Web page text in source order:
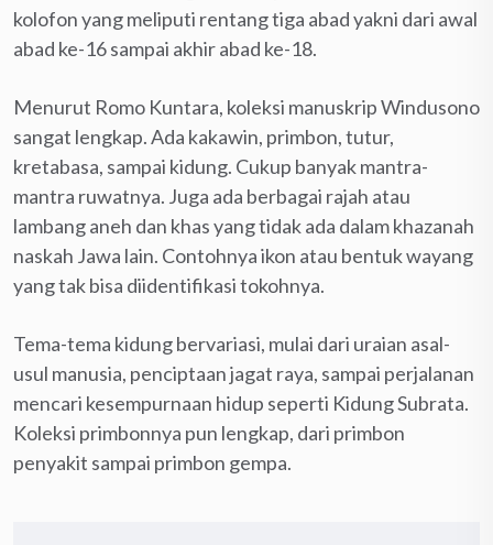
kolofon yang meliputi rentang tiga abad yakni dari awal
abad ke-16 sampai akhir abad ke-18.
Menurut Romo Kuntara, koleksi manuskrip Windusono
sangat lengkap. Ada kakawin, primbon, tutur,
kretabasa, sampai kidung. Cukup banyak mantra-
mantra ruwatnya. Juga ada berbagai rajah atau
lambang aneh dan khas yang tidak ada dalam khazanah
naskah Jawa lain. Contohnya ikon atau bentuk wayang
yang tak bisa diidentifikasi tokohnya.
Tema-tema kidung bervariasi, mulai dari uraian asal-
usul manusia, penciptaan jagat raya, sampai perjalanan
mencari kesempurnaan hidup seperti Kidung Subrata.
Koleksi primbonnya pun lengkap, dari primbon
penyakit sampai primbon gempa.